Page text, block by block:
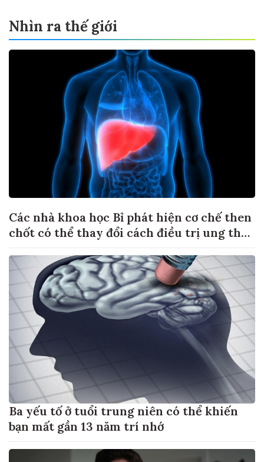
Nhìn ra thế giới
Các nhà khoa học Bỉ phát hiện cơ chế then
chốt có thể thay đổi cách điều trị ung thư
Ba yếu tố ở tuổi trung niên có thể khiến
bạn mất gần 13 năm trí nhớ